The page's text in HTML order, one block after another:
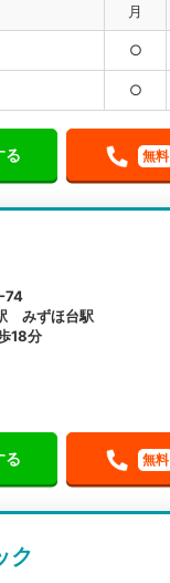
月
○
○
る 無料
74
みずほ台駅
18分
る 無料
ク